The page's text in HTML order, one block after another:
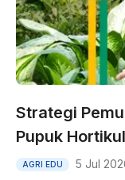
Strategi
Pupuk
AGRI EDU 5 Jul